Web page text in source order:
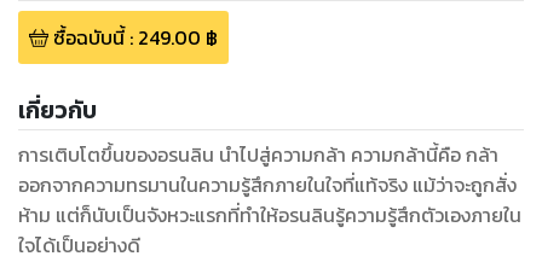
ซื้อฉบับนี้: 249.00 ฿
เกี่ยวกับ
การเติบโตขึ้นของอรนลิน นำไปสู่ความกล้า ความกล้านี้คือ กล้า
ออกจากความทรมานในความรู้สึกภายในใจที่แท้จริง แม้ว่าจะถูกสั่ง
ห้าม แต่ก็นับเป็นจังหวะแรกที่ทำให้อรนลินรู้ความรู้สึกตัวเองภายใน
ใจได้เป็นอย่างดี